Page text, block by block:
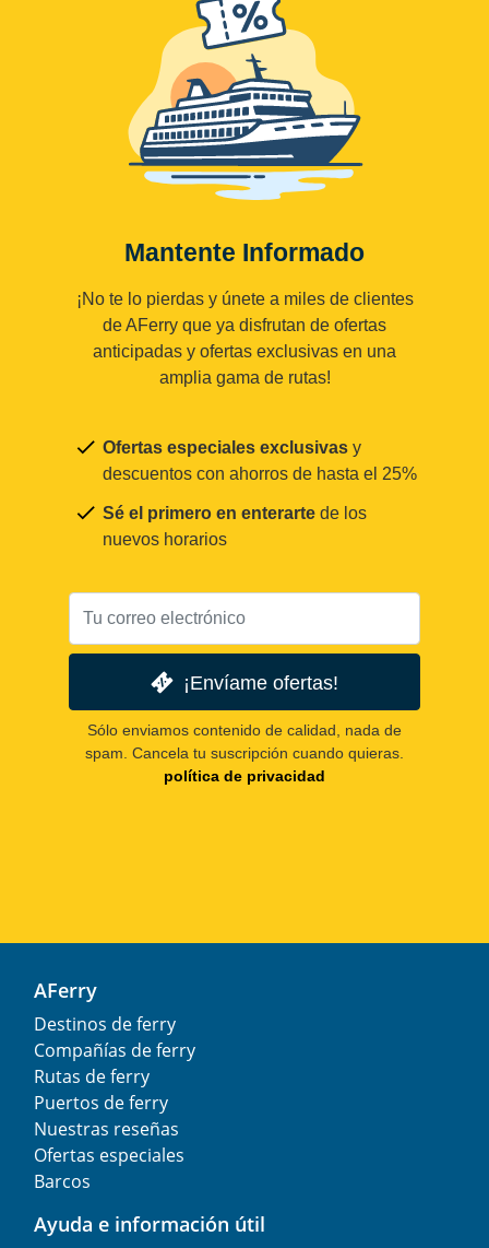
Mantente Informado
¡No te lo pierdas y únete a miles de clientes
de AFerry que ya disfrutan de ofertas
anticipadas y ofertas exclusivas en una
amplia gama de rutas!
Ofertas especiales exclusivas y
descuentos con ahorros de hasta el 25%
Sé el primero en enterarte de los
nuevos horarios
¡Envíame ofertas!
Sólo enviamos contenido de calidad, nada de
spam. Cancela tu suscripción cuando quieras.
política de privacidad
AFerry
Destinos de ferry
Compañías de ferry
Rutas de ferry
Puertos de ferry
Nuestras reseñas
Ofertas especiales
Barcos
Ayuda e información útil